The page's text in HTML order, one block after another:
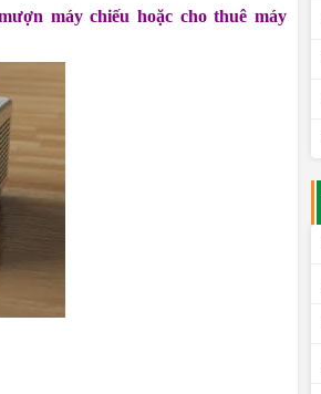
máy chiếu hoặc cho thuê máy